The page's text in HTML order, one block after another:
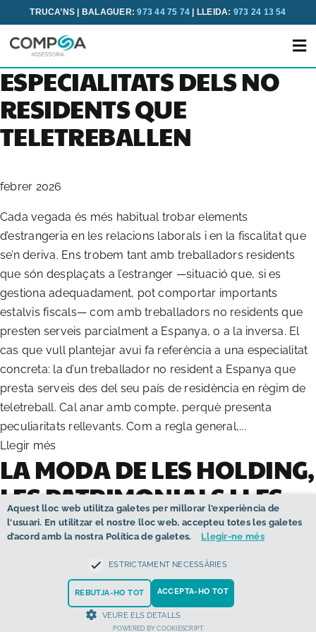
to
content
TRUCA’NS | BALAGUER:973 44 75 74 | LLEIDA: 973 24 13 54
INICI
NOSALTRES
SERVEIS
NOTÍCIES
CONTACTE
CAT
ESPECIALITATS DELS NO
RESIDENTS QUE
TELETREBALLEN
febrer 2026
Cada vegada és més habitual trobar elements
d’estrangeria en les relacions laborals i en la fiscalitat que
se’n deriva. Ens trobem tant amb treballadors residents
que són desplaçats a l’estranger —situació que, si es
gestiona adequadament, pot comportar importants
estalvis fiscals— com amb treballadors no residents que
presten serveis parcialment a Espanya, o a la inversa. El
cas que vull plantejar avui fa referència a una especialitat
concreta: la d’un treballador no resident a Espanya que
presta serveis des del seu país de residència en règim de
teletreball. Cal anar amb compte, perquè presenta
peculiaritats rellevants. Com a regla general,...
Llegir més
LA MODA DE LES HOLDING,
LES PATRIMONIALS I LES
SOCIETATS OFF SHORE
Últimament estem bombardejats per agitadors de les
xarxes socials, i sembla també com una qüestió de
Aquest lloc web utilitza galetes per millorar l'experiència de
l'usuari. En utilitzar el nostre lloc web, accepteu totes les galetes
d’acord amb la nostra Política de galetes.
Llegir-ne més
ESTRICTAMENT NECESSÀRIES
ACCEPTA-HO TOT
REBUTJA-HO TOT
VEURE ELS DETALLS
POWERED BY COOKIESCRIPT